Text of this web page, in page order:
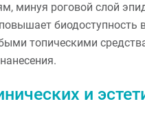
минуя роговой слой
биодоступность
топическими
и